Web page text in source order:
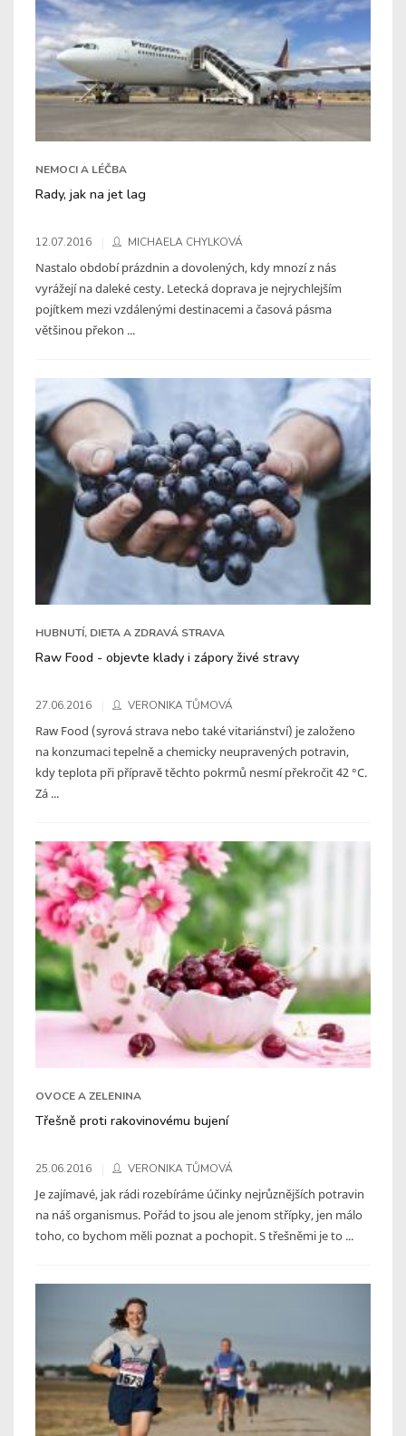
NEMOCI A LÉČBA
Rady, jak na jet lag
12.07.2016 MICHAELA CHYLKOVÁ
Nastalo období prázdnin a dovolených, kdy mnozí z nás
vyrážejí na daleké cesty. Letecká doprava je nejrychlejším
pojítkem mezi vzdálenými destinacemi a časová pásma
většinou překon ...
HUBNUTÍ, DIETA A ZDRAVÁ STRAVA
Raw Food - objevte klady i zápory živé stravy
27.06.2016 VERONIKA TŮMOVÁ
Raw Food (syrová strava nebo také vitariánství) je založeno
na konzumaci tepelně a chemicky neupravených potravin,
kdy teplota při přípravě těchto pokrmů nesmí překročit 42 °C.
Zá ...
OVOCE A ZELENINA
Třešně proti rakovinovému bujení
25.06.2016 VERONIKA TŮMOVÁ
Je zajímavé, jak rádi rozebíráme účinky nejrůznějších potravin
na náš organismus. Pořád to jsou ale jenom střípky, jen málo
toho, co bychom měli poznat a pochopit. S třešněmi je to ...